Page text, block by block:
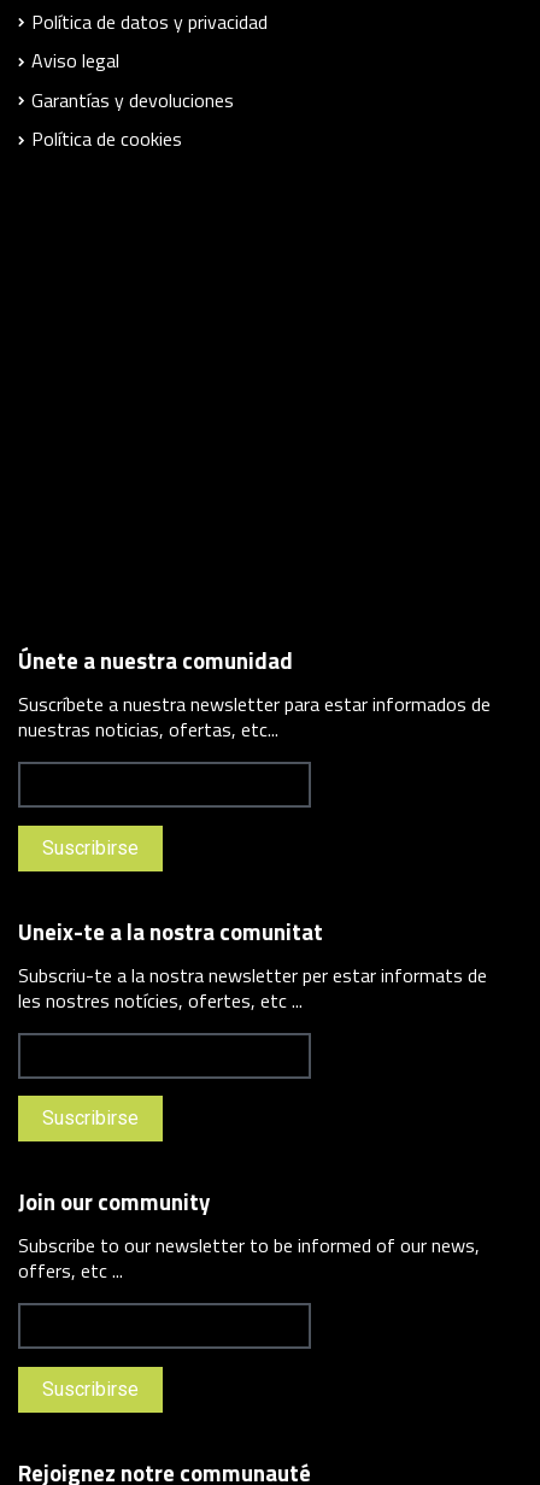
Política de datos y privacidad
Aviso legal
Garantías y devoluciones
Política de cookies
Únete a nuestra comunidad
Suscríbete a nuestra newsletter para estar informados de
nuestras noticias, ofertas, etc...
Uneix-te a la nostra comunitat
Subscriu-te a la nostra newsletter per estar informats de
les nostres notícies, ofertes, etc ...
Join our community
Subscribe to our newsletter to be informed of our news,
offers, etc ...
Rejoignez notre communauté